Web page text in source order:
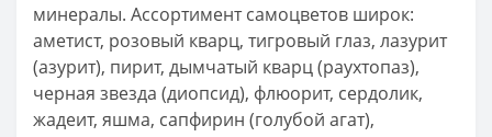
минералы. Ассортимент самоцветов широк:
аметист, розовый кварц, тигровый глаз, лазурит
(азурит), пирит, дымчатый кварц (раухтопаз),
черная звезда (диопсид), флюорит, сердолик,
жадеит, яшма, сапфирин (голубой агат),